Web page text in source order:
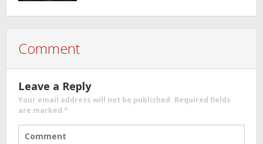
Comment
Leave a Reply
Your email address will not be published. Required fields
are marked *